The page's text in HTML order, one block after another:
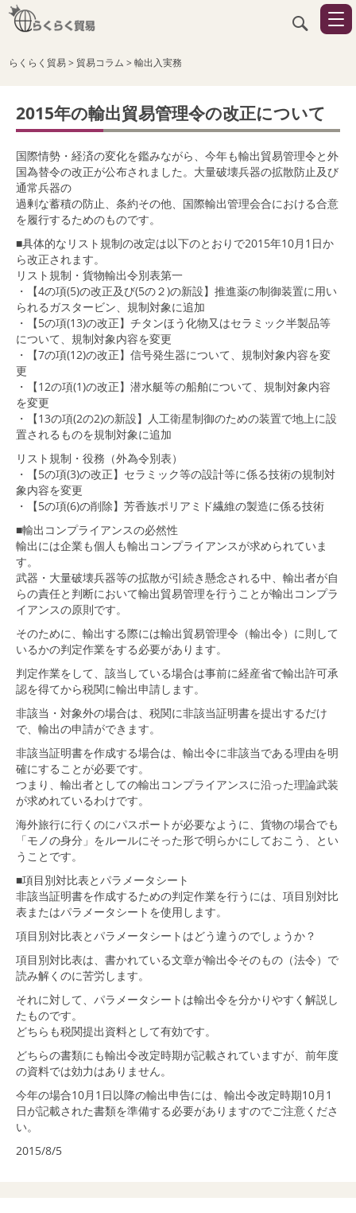
らくらく貿易> 貿易コラム >輸出入実務
2015年の輸出貿易管理令の改正について
国際情勢・経済の変化を鑑みながら、今年も輸出貿易管理令と外
国為替令の改正が公布されました。大量破壊兵器の拡散防止及び
通常兵器の
過剰な蓄積の防止、条約その他、国際輸出管理会合における合意
を履行するためのものです。
■具体的なリスト規制の改定は以下のとおりで2015年10月1日か
ら改正されます。
リスト規制・貨物輸出令別表第一
・【4の項(5)の改正及び(5の２)の新設】推進薬の制御装置に用い
られるガスタービン、規制対象に追加
・【5の項(13)の改正】チタンほう化物又はセラミック半製品等
について、規制対象内容を変更
・【7の項(12)の改正】信号発生器について、規制対象内容を変
更
・【12の項(1)の改正】潜水艇等の船舶について、規制対象内容
を変更
・【13の項(2の2)の新設】人工衛星制御のための装置で地上に設
置されるものを規制対象に追加
リスト規制・役務（外為令別表）
・【5の項(3)の改正】セラミック等の設計等に係る技術の規制対
象内容を変更
・【5の項(6)の削除】芳香族ポリアミド繊維の製造に係る技術
■輸出コンプライアンスの必然性
輸出には企業も個人も輸出コンプライアンスが求められていま
す。
武器・大量破壊兵器等の拡散が引続き懸念される中、輸出者が自
らの責任と判断において輸出貿易管理を行うことが輸出コンプラ
イアンスの原則です。
そのために、輸出する際には輸出貿易管理令（輸出令）に則して
いるかの判定作業をする必要があります。
判定作業をして、該当している場合は事前に経産省で輸出許可承
認を得てから税関に輸出申請します。
非該当・対象外の場合は、税関に非該当証明書を提出するだけ
で、輸出の申請ができます。
非該当証明書を作成する場合は、輸出令に非該当である理由を明
確にすることが必要です。
つまり、輸出者としての輸出コンプライアンスに沿った理論武装
が求めれているわけです。
海外旅行に行くのにパスポートが必要なように、貨物の場合でも
「モノの身分」をルールにそった形で明らかにしておこう、とい
うことです。
■項目別対比表とパラメータシート
非該当証明書を作成するための判定作業を行うには、項目別対比
表またはパラメータシートを使用します。
項目別対比表とパラメータシートはどう違うのでしょうか？
項目別対比表は、書かれている文章が輸出令そのもの（法令）で
読み解くのに苦労します。
それに対して、パラメータシートは輸出令を分かりやすく解説し
たものです。
どちらも税関提出資料として有効です。
どちらの書類にも輸出令改定時期が記載されていますが、前年度
の資料では効力はありません。
今年の場合10月1日以降の輸出申告には、輸出令改定時期10月1
日が記載された書類を準備する必要がありますのでご注意くださ
い。
2015/8/5